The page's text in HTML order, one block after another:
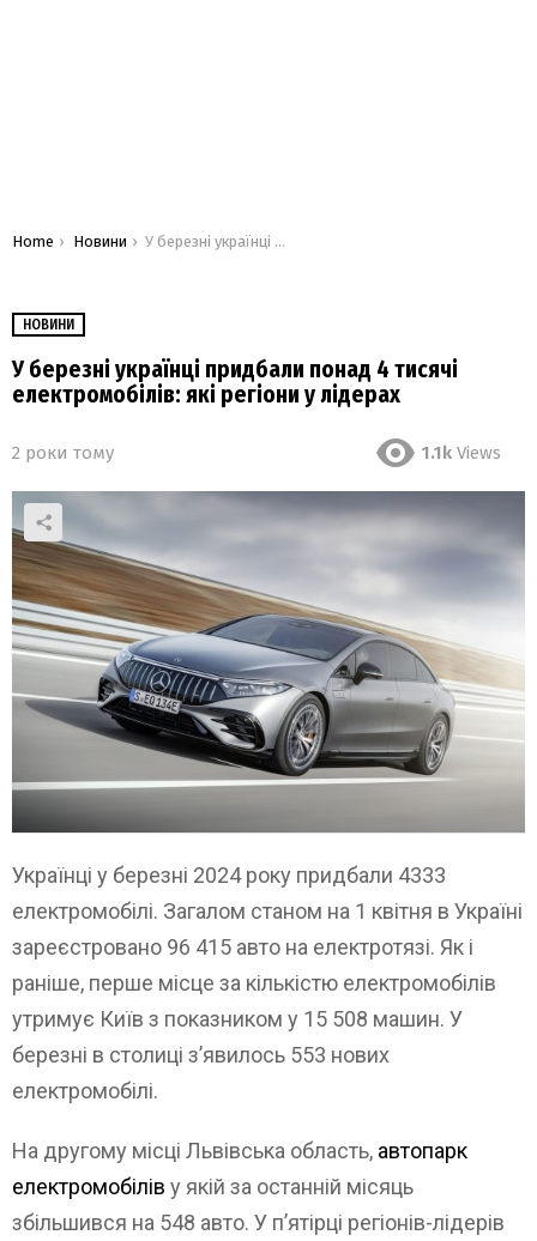
You are here:
Home Новини У березні українці придбали понад 4 тисячі електромобілів: які регіони у лідерах
НОВИНИ
У березні українці придбали понад 4 тисячі
електромобілів: які регіони у лідерах
2 роки тому 1.1k Views
Українці у березні 2024 року придбали 4333
електромобілі. Загалом станом на 1 квітня в Україні
зареєстровано 96 415 авто на електротязі. Як і
раніше, перше місце за кількістю електромобілів
утримує Київ з показником у 15 508 машин. У
березні в столиці з’явилось 553 нових
електромобілі.
На другому місці Львівська область, автопарк
електромобілів у якій за останній місяць
збільшився на 548 авто. У п’ятірці регіонів-лідерів